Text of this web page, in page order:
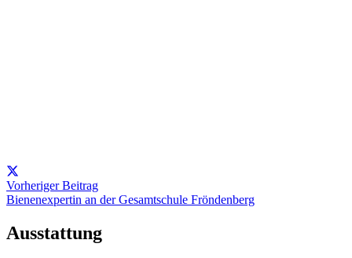
Vorheriger Beitrag
Bienenexpertin an der Gesamtschule Fröndenberg
Ausstattung